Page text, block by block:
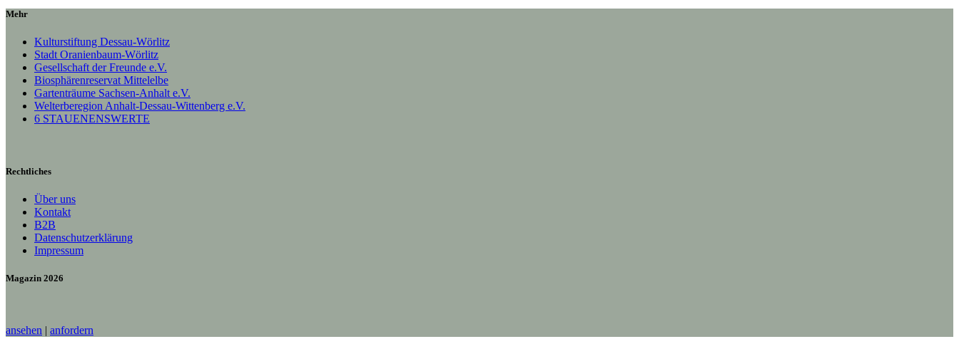
Mehr
Kulturstiftung Dessau-Wörlitz
Stadt Oranienbaum-Wörlitz
Gesellschaft der Freunde e.V.
Biosphärenreservat Mittelelbe
Gartenträume Sachsen-Anhalt e.V.
Welterberegion Anhalt-Dessau-Wittenberg e.V.
6 STAUENENSWERTE
Rechtliches
Über uns
Kontakt
B2B
Datenschutzerklärung
Impressum
Magazin 2026
ansehen | anfordern